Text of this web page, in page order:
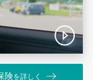
険を詳しく